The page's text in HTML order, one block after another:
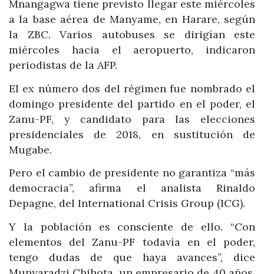
Mnangagwa tiene previsto llegar este miércoles
a la base aérea de Manyame, en Harare, según
la ZBC. Varios autobuses se dirigían este
miércoles hacia el aeropuerto, indicaron
periodistas de la AFP.
El ex número dos del régimen fue nombrado el
domingo presidente del partido en el poder, el
Zanu-PF, y candidato para las elecciones
presidenciales de 2018, en sustitución de
Mugabe.
Pero el cambio de presidente no garantiza “más
democracia”, afirma el analista Rinaldo
Depagne, del International Crisis Group (ICG).
Y la población es consciente de ello. “Con
elementos del Zanu-PF todavía en el poder,
tengo dudas de que haya avances”, dice